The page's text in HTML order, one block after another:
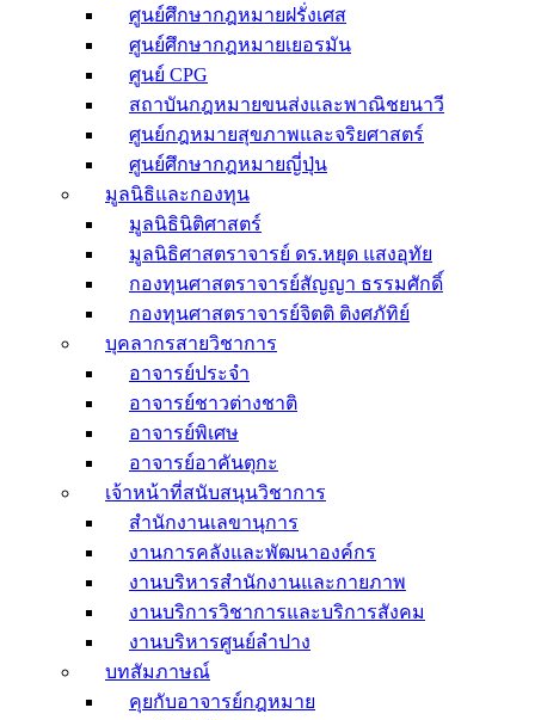
ศูนย์ศึกษากฎหมายฝรั่งเศส
ศูนย์ศึกษากฎหมายเยอรมัน
ศูนย์ CPG
สถาบันกฎหมายขนส่งและพาณิชยนาวี
ศูนย์กฎหมายสุขภาพและจริยศาสตร์
ศูนย์ศึกษากฎหมายญี่ปุ่น
มูลนิธิและกองทุน
มูลนิธินิติศาสตร์
มูลนิธิศาสตราจารย์ ดร.หยุด แสงอุทัย
กองทุนศาสตราจารย์สัญญา ธรรมศักดิ์
กองทุนศาสตราจารย์จิตติ ติงศภัทิย์
บุคลากรสายวิชาการ
อาจารย์ประจำ
อาจารย์ชาวต่างชาติ
อาจารย์พิเศษ
อาจารย์อาคันตุกะ
เจ้าหน้าที่สนับสนุนวิชาการ
สำนักงานเลขานุการ
งานการคลังและพัฒนาองค์กร
งานบริหารสำนักงานและกายภาพ
งานบริการวิชาการและบริการสังคม
งานบริหารศูนย์ลำปาง
บทสัมภาษณ์
คุยกับอาจารย์กฎหมาย